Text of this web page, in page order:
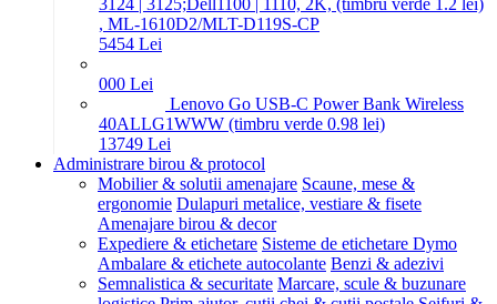
3124 | 3125;Dell1100 | 1110, 2K, (timbru verde 1.2 lei)
, ML-1610D2/MLT-D119S-CP
5454 Lei
000 Lei
Lenovo Go USB-C Power Bank Wireless
40ALLG1WWW (timbru verde 0.98 lei)
13749 Lei
Administrare birou & protocol
Mobilier & solutii amenajare Scaune, mese &
ergonomie Dulapuri metalice, vestiare & fisete
Amenajare birou & decor
Expediere & etichetare Sisteme de etichetare Dymo
Ambalare & etichete autocolante Benzi & adezivi
Semnalistica & securitate Marcare, scule & buzunare